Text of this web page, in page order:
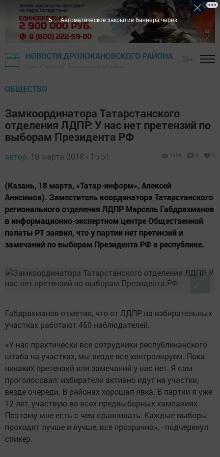
НОВОСТИ ДРОЖЖАНОВСКОГО РАЙОНА
ОБЩЕСТВО
Замкоординатора Татарстанского
отделения ЛДПР: У нас нет претензий по
выборам Президента РФ
автор, 18 марта 2018 - 15:51 1308 0 0
(Казань, 18 марта, «Татар-информ», Алексей
Анисимов). Заместитель координатора Татарстанского
регионального отделения ЛДПР Марсель Габдрахманов
в информационно-экспертном центре Общественной
палаты РТ заявил, что у партии нет претензий и
замечаний по выборам Президента РФ в республике.
Габдрахманов отметил, что от ЛДПР на избирательных
участках работают 450 наблюдателей.
«У нас практически все сотрудники республиканского
штаба на участках, мы везде все контролируем. Пока
никаких претензий или замечаний у нас нет. Я сам
проголосовал: избиратели активно идут на участки,
везде очереди. В районах хорошая явка. В партии я уже
12 лет, участвую во всех предвыборных кампаниях.
Поэтому мне есть с чем сравнивать. Каждые выборы
проходят лучше и лучше, все прозрачно», - подчеркнул
спикер.
5 Автоматическое закрытие баннера через